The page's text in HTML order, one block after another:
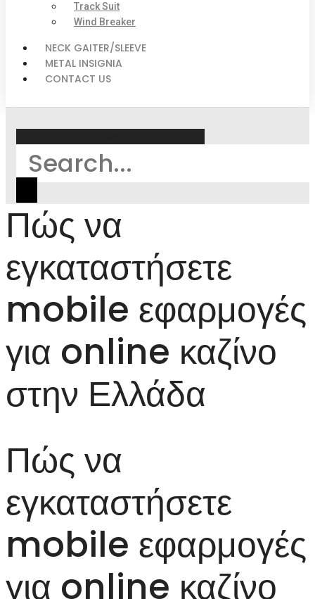
Track Suit
Wind Breaker
NECK GAITER/SLEEVE
METAL INSIGNIA
CONTACT US
Πώς να
εγκαταστήσετε
mobile εφαρμογές
για online καζίνο
στην Ελλάδα
Πώς να
εγκαταστήσετε
mobile εφαρμογές
για online καζίνο